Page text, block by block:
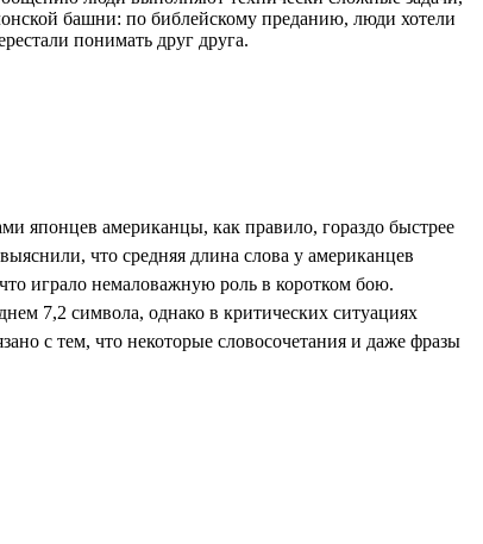
башни: по библейскому преданию, люди хотели
понимать друг друга.
японцев американцы, как правило, гораздо быстрее
что средняя длина слова у американцев
играло немаловажную роль в коротком бою.
7,2 символа, однако в критических ситуациях
с тем, что некоторые словосочетания и даже фразы